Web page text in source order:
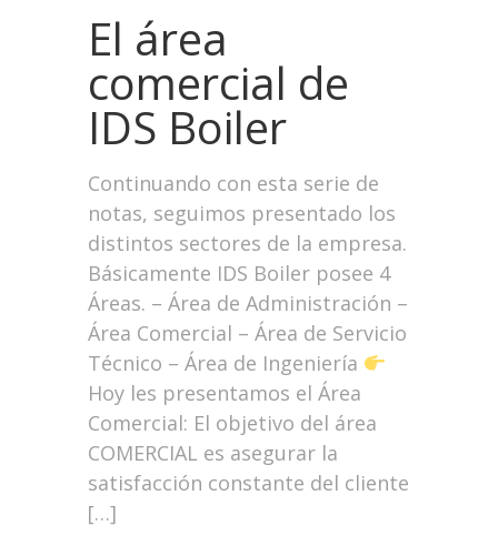
El área
comercial de
IDS Boiler
Continuando con esta serie de
notas, seguimos presentado los
distintos sectores de la empresa.
Básicamente IDS Boiler posee 4
Áreas. – Área de Administración –
Área Comercial – Área de Servicio
Técnico – Área de Ingeniería
Hoy les presentamos el Área
Comercial: El objetivo del área
COMERCIAL es asegurar la
satisfacción constante del cliente
[…]